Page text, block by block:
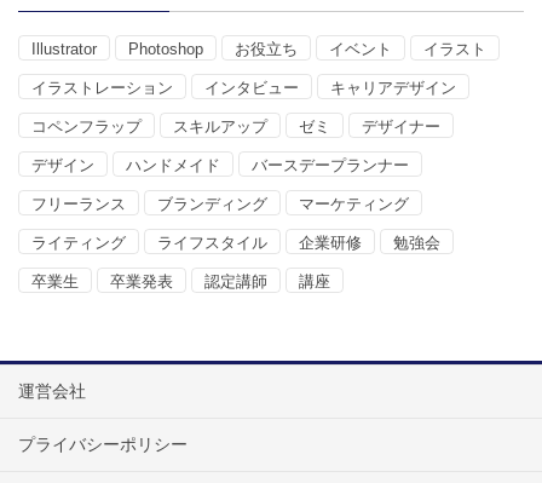
Illustrator Photoshop お役立ち イベント イラスト
イラストレーション インタビュー キャリアデザイン
コペンフラップ スキルアップ ゼミ デザイナー
デザイン ハンドメイド バースデープランナー
フリーランス ブランディング マーケティング
ライティング ライフスタイル 企業研修 勉強会
卒業生 卒業発表 認定講師 講座
運営会社
プライバシーポリシー